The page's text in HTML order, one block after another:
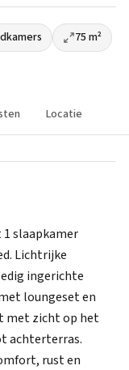
75 m²
Locatie
slaapkamer
Lichtrijke
ingerichte
loungeset en
met zicht op het
achterterras.
rust en